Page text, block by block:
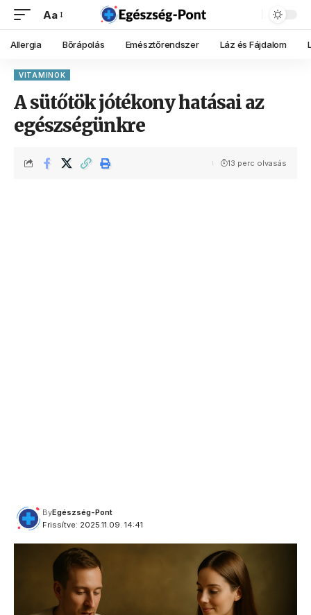
Aa
Allergia Bőrápolás Emésztőrendszer Láz és Fájdalom
VITAMINOK
A sütőtök jótékony hatásai az
egészségünkre
Frissítve: 2025.11.09. 14:41
ByEgészség-Pont
13 perc olvasás